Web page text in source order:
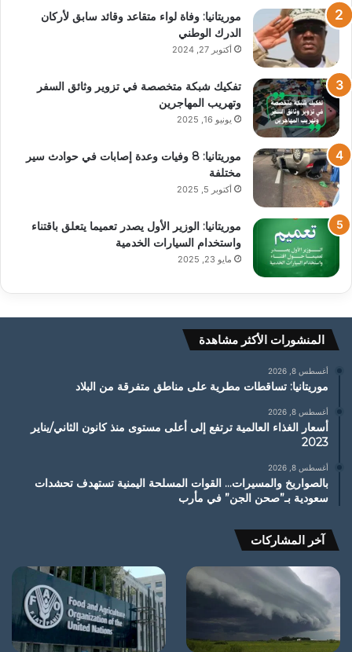
موريتانيا: وفاة لواء متقاعد وقائد سابق لأركان
الدرك الوطني
أكتوبر 27, 2024
تفكيك شبكة متخصصة في تزوير وثائق السفر
وتهريب المهاجرين
يونيو 16, 2025
موريتانيا: 8 وفيات وعدة إصابات في حوادث سير
مختلفة
أكتوبر 5, 2025
موريتانيا: الوزير الأول يصدر تعميما يتعلق باقتناء
واستخدام السيارات الخدمية
مايو 23, 2025
المنشورات الأكثر مشاهدة
أغسطس 8, 2026
موريتانيا: تساقطات مطرية على مناطق متفرقة من البلاد
أغسطس 8, 2026
أسعار الغذاء العالمية ترتفع إلى أعلى مستوى منذ كانون الثاني/يناير
2023
أغسطس 8, 2026
بالصواريخ والمسيرات… القوات المسلحة اليمنية تستهدف تحشدات
سعودية بـ”صحن الجن” في مأرب
آخر المشاركات